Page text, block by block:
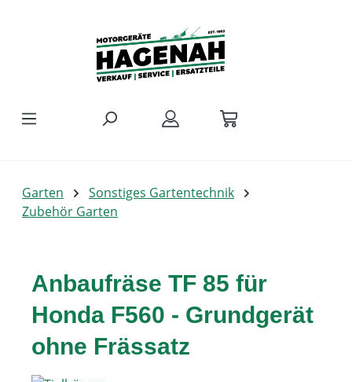
Garten
Sonstiges Gartentechnik
Zubehör Garten
Anbaufräse TF 85 für
Honda F560 - Grundgerät
ohne Frässatz